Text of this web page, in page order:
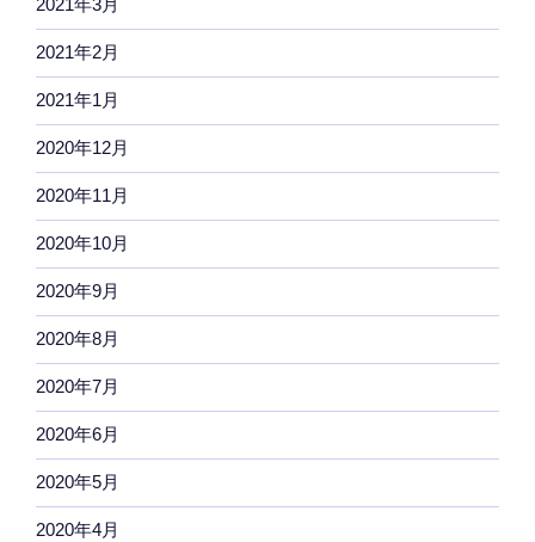
2021年3月
2021年2月
2021年1月
2020年12月
2020年11月
2020年10月
2020年9月
2020年8月
2020年7月
2020年6月
2020年5月
2020年4月